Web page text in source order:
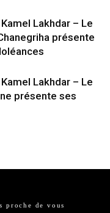
Lakhdar – Le
présente
Lakhdar – Le
présente ses
proche de vous